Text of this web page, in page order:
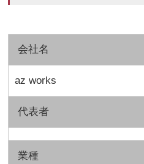
会社名
az works
代表者
業種